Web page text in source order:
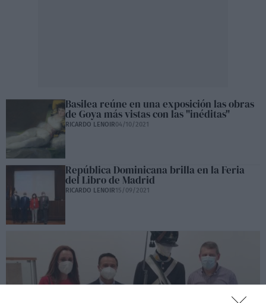
Basilea reúne en una exposición las obras
de Goya más vistas con las "inéditas"
RICARDO LENOIR04/10/2021
República Dominicana brilla en la Feria
del Libro de Madrid
RICARDO LENOIR15/09/2021